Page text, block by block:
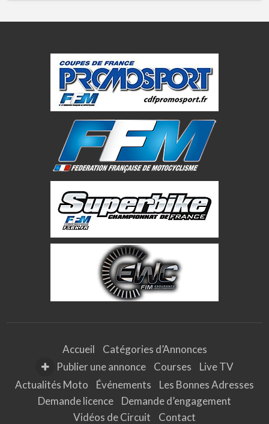
Accueil
Catégories d’Annonces
Publier une annonce
Courses
Live TV
Actualités Moto
Événements
Les Bonnes Adresses
Demande licence
Demande d’engagement
Vidéos de Circuit
Contact